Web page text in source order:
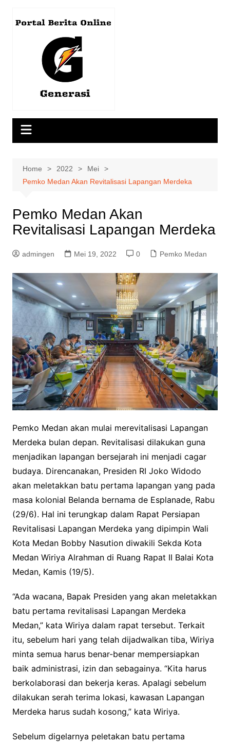
Home 2022
Mei
Pemko Medan Akan Revitalisasi Lapangan Merdeka
Pemko Medan Akan
Revitalisasi Lapangan Merdeka
admingen Mei 19, 2022 0 Pemko Medan
Pemko Medan akan mulai merevitalisasi Lapangan
Merdeka bulan depan. Revitalisasi dilakukan guna
menjadikan lapangan bersejarah ini menjadi cagar
budaya. Direncanakan, Presiden RI Joko Widodo
akan meletakkan batu pertama lapangan yang pada
masa kolonial Belanda bernama de Esplanade, Rabu
(29/6). Hal ini terungkap dalam Rapat Persiapan
Revitalisasi Lapangan Merdeka yang dipimpin Wali
Kota Medan Bobby Nasution diwakili Sekda Kota
Medan Wiriya Alrahman di Ruang Rapat II Balai Kota
Medan, Kamis (19/5).
“Ada wacana, Bapak Presiden yang akan meletakkan
batu pertama revitalisasi Lapangan Merdeka
Medan,” kata Wiriya dalam rapat tersebut. Terkait
itu, sebelum hari yang telah dijadwalkan tiba, Wiriya
minta semua harus benar-benar mempersiapkan
baik administrasi, izin dan sebagainya. “Kita harus
berkolaborasi dan bekerja keras. Apalagi sebelum
dilakukan serah terima lokasi, kawasan Lapangan
Merdeka harus sudah kosong,” kata Wiriya.
Sebelum digelarnya peletakan batu pertama